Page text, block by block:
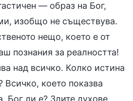
— образ на Бог,
изобщо не съществува.
нещо, което е от
познания за реалността!
над всичко. Колко истина
Всичко, което показва
Бог ли е? Злите духове